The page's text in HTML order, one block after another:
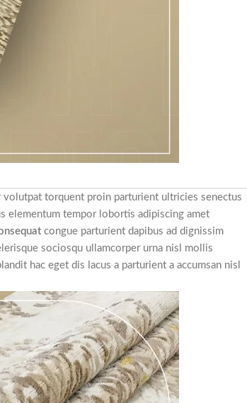
volutpat torquent proin parturient ultricies senectus
elementum tempor lobortis adipiscing amet
congue parturient dapibus ad dignissim
sociosqu ullamcorper urna nisl mollis
hac eget dis lacus a parturient a accumsan nisl